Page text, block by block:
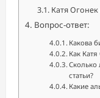
Катя Огонек
Вопрос-ответ:
Какова
Как Катя
Сколько
статьи?
Какие